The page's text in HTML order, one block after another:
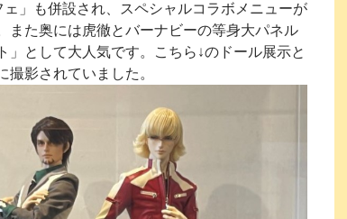
ェ」も併設され、スペシャルコラボメニューが
また奥には虎徹とバーナビーの等身大パネル
」として大人気です。こちら↓のドール展示と
撮影されていました。